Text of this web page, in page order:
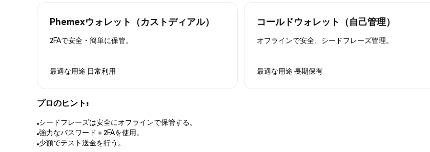
Phemexウォレット（カストディアル）
2FAで安全・簡単に保管。
最適な用途 日常利用
コールドウォレット（自己管理）
オフラインで安全、シードフレーズ管理。
最適な用途 長期保有
プロのヒント:
シードフレーズは安全にオフラインで保管する。
強力なパスワード＋2FAを使用。
少額でテスト送金を行う。